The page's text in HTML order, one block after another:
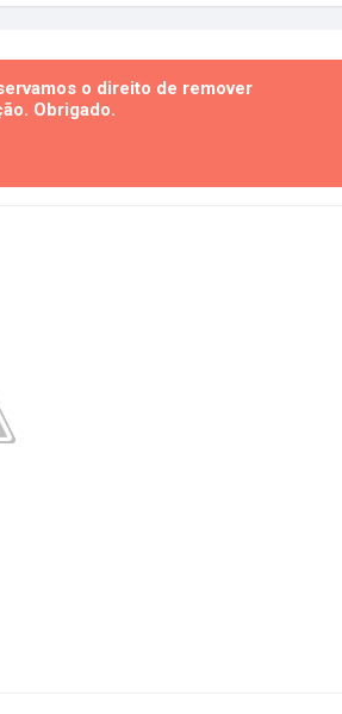
o direito de remover
Obrigado.